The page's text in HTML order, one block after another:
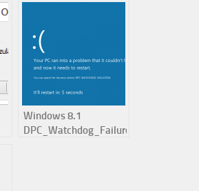
Windows 8.1
DPC_Watchdog_Failure